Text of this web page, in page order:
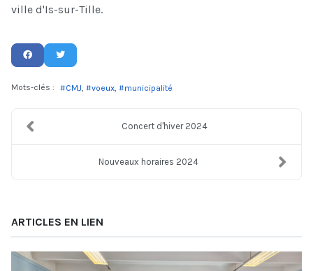
ville d'Is-sur-Tille.
Mots-clés : CMJ voeux municipalité
Concert d'hiver 2024
Nouveaux horaires 2024
ARTICLES EN LIEN